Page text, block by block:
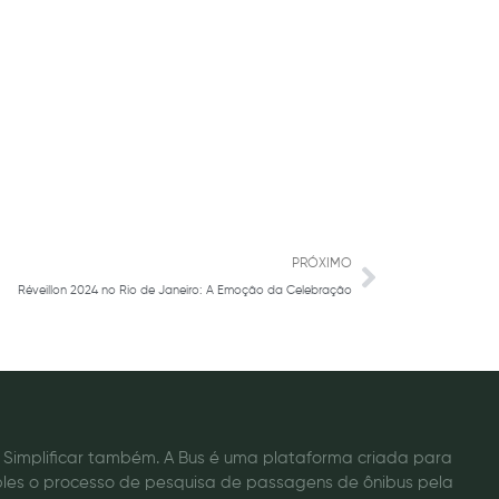
PRÓXIMO
Réveillon 2024 no Rio de Janeiro: A Emoção da Celebração
Next
Simplificar também. A Bus é uma plataforma criada para
o processo de pesquisa de passagens de ônibus pela